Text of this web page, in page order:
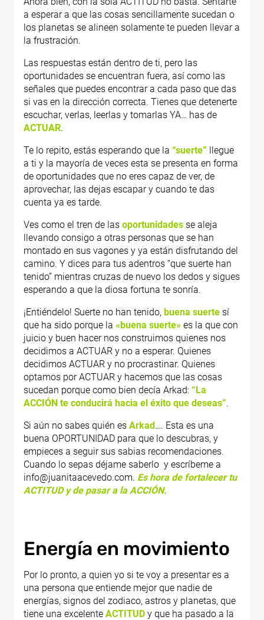
a esperar a que las cosas sencillamente sucedan o
los planetas se alineen solamente te pueden llevar a
la frustración.
Las respuestas están dentro de ti, pero las
oportunidades se encuentran fuera, así como las
señales que puedes encontrar a cada paso que das
si vas en la dirección correcta. Tienes que detenerte
escuchar, verlas, leerlas y tomarlas YA… has de
ACTUAR.
Te lo repito, estás esperando que la “suerte” llegue
a ti y la mayoría de veces esta se presenta en forma
de oportunidades que no eres capaz de ver, de
aprovechar, las dejas escapar y cuando te das
cuenta ya es tarde.
Ves como el tren de las oportunidades se aleja
llevando consigo a otras personas que se han
montado en sus vagones y ya están disfrutando del
camino. Y dices para tus adentros “que suerte han
tenido” mientras cruzas de nuevo los dedos y sigues
esperando a que la diosa fortuna te sonría.
¡Entiéndelo! Suerte no han tenido, buena suerte sí
que ha sido porque la «buena suerte» es la que con
juicio y buen hacer nos construimos quienes nos
decidimos a ACTUAR y no a esperar. Quienes
decidimos ACTUAR y no procrastinar. Quienes
optamos por ACTUAR y hacemos que las cosas
sucedan porque como bien decía Arkad: “La
ACCIÓN te conducirá hacia el éxito que deseas”.
Si aún no sabes quién es Arkad…. Esta es una
buena OPORTUNIDAD para que lo descubras, y
empieces a seguir sus sabias recomendaciones.
Cuando lo sepas déjame saberlo y escríbeme a
info@juanitaacevedo.com. Es hora de fortalecer tu
ACTITUD y de pasar a la ACCIÓN.
Energía en movimiento
Por lo pronto, a quien yo si te voy a presentar es a
una persona que entiende mejor que nadie de
energías, signos del zodiaco, astros y planetas, que
tiene una excelente ACTITUD y que ha pasado a la